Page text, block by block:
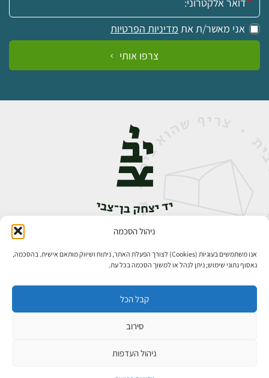
ניהול הסכמה
אנו משתמשים בעוגיות (Cookies) לצורך הפעלת האתר, ניתוח ושיווק מותאם אישית. בהסכמה,
נאסוף נתוני שימוש; ניתן לנהל או למשוך הסכמה בכל עת.
קבל הכל
סירוב
ניהול העדפות
אני מאשר/ת את מדיניות הפרטיות
צרפו אותי
אבן גבירול 14, רחביה, ירושלים
פיתוח אתרים